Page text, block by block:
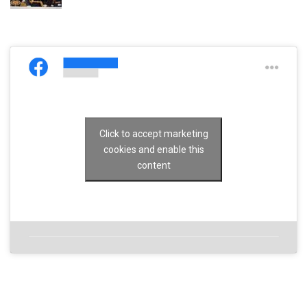
Click to accept marketing
cookies and enable this
content